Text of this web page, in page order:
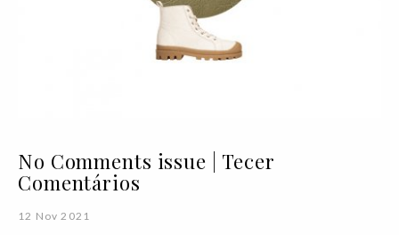
No Comments issue | Tecer
Comentários
12 Nov 2021